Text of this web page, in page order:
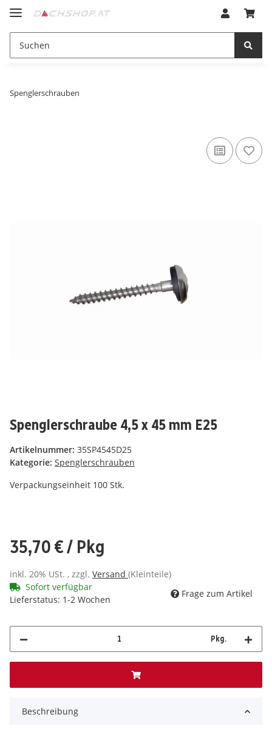
Spenglerschrauben
Spenglerschraube 4,5 x 45 mm E25
Artikelnummer: 35SP4545D25
Kategorie: Spenglerschrauben
Verpackungseinheit 100 Stk.
35,70 €/ Pkg
inkl. 20% USt. , zzgl. Versand (Kleinteile)
Sofort verfügbar
Lieferstatus: 1-2 Wochen
Frage zum Artikel
Pkg.
Beschreibung